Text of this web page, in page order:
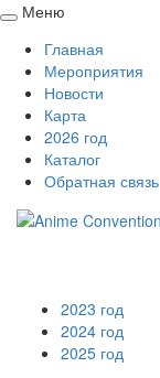
Свернуть
развернуть
Меню
Главная
Мероприятия
Новости
Карта
2026 год
Каталог
Обратная связь
2023 год
2024 год
2025 год